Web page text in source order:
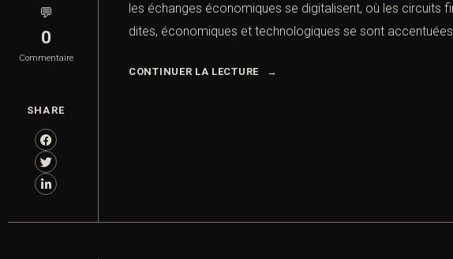
💬
0
Commentaire
SHARE
les échanges économiques se digitalisent, où les circuits
dites, économiques et technologiques se sont
CONTINUER LA LECTURE